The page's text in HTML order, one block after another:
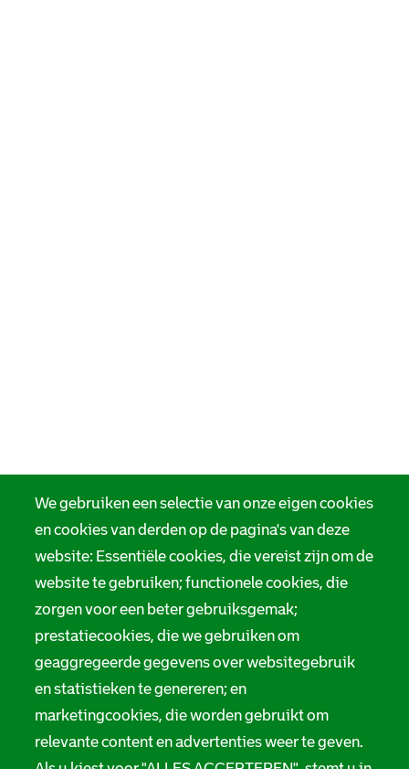
We gebruiken een selectie van onze eigen cookies
en cookies van derden op de pagina's van deze
website: Essentiële cookies, die vereist zijn om de
website te gebruiken; functionele cookies, die
zorgen voor een beter gebruiksgemak;
prestatiecookies, die we gebruiken om
geaggregeerde gegevens over websitegebruik
en statistieken te genereren; en
marketingcookies, die worden gebruikt om
relevante content en advertenties weer te geven.